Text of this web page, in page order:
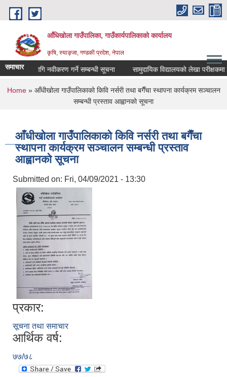
Skip to main content
आँधिखोला गाउँपालिका, गाउँकार्यपालिकाको कार्यालय
कृषि, स्याङ्जा, गण्डकी प्रदेश, नेपाल
समाचार
खर्चका लागि नवीकरण गर्ने सम्बन्धी सूचना सामुदायिक विद्यालयको लेखा परीक्षकमा
You are here
Home» आँधीखोला गाउँपालिकाको किवि नर्सरी तथा बगैँचा स्थापना कार्यक्रम सञ्चालन
सम्बन्धी प्रस्ताव आह्वानको सूचना
आँधीखोला गाउँपालिकाको किवि नर्सरी तथा बगैँचा
स्थापना कार्यक्रम सञ्चालन सम्बन्धी प्रस्ताव
आह्वानको सूचना
Submitted on: Fri, 04/09/2021 - 13:30
प्रकार:
सूचना तथा समाचार
आर्थिक वर्ष:
७७/७८